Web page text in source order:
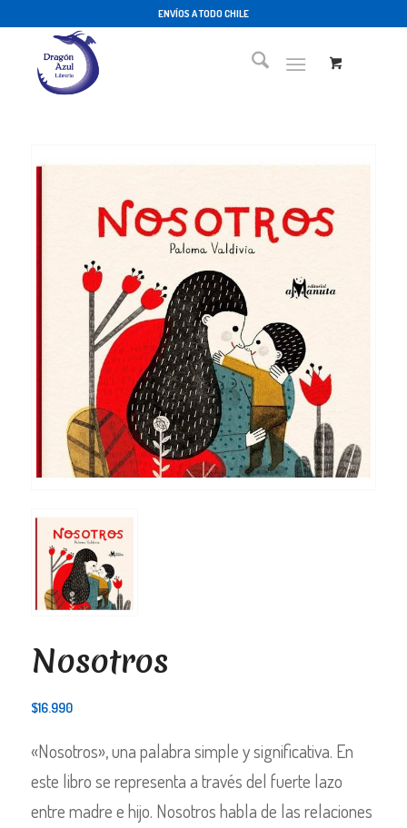
ENVÍOS A TODO CHILE
Nosotros
$16.990
«Nosotros», una palabra simple y significativa. En
este libro se representa a través del fuerte lazo
entre madre e hijo. Nosotros habla de las relaciones